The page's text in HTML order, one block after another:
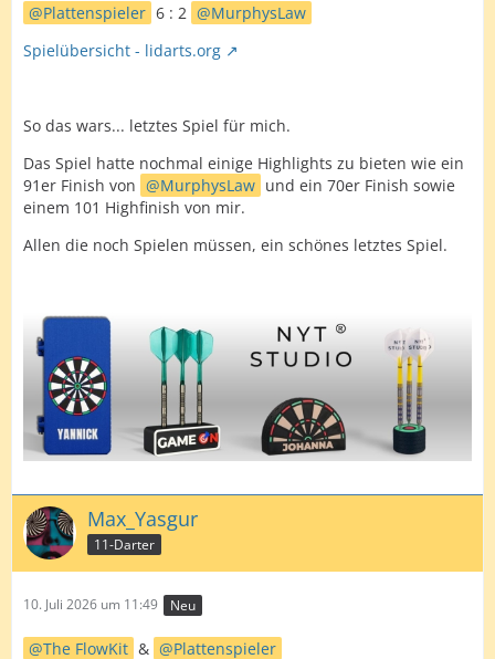
Plattenspieler 6 : 2
MurphysLaw
Spielübersicht - lidarts.org
So das wars... letztes Spiel für mich.
Das Spiel hatte nochmal einige Highlights zu bieten wie ein
91er Finish von
MurphysLaw und ein 70er Finish sowie
einem 101 Highfinish von mir.
Allen die noch Spielen müssen, ein schönes letztes Spiel.
Max_Yasgur
11-Darter
10. Juli 2026 um 11:49 Neu
The FlowKit & Plattenspieler